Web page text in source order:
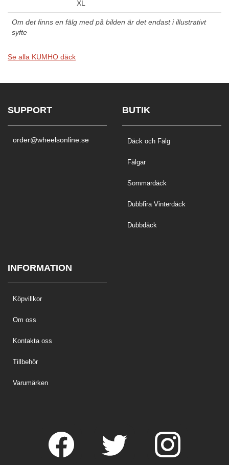
XL
Om det finns en fälg med på bilden är det endast i illustrativt
syfte
Se alla KUMHO däck
SUPPORT
order@wheelsonline.se
BUTIK
Däck och Fälg
Fälgar
Sommardäck
Dubbfira Vinterdäck
Dubbdäck
INFORMATION
Köpvillkor
Om oss
Kontakta oss
Tillbehör
Varumärken